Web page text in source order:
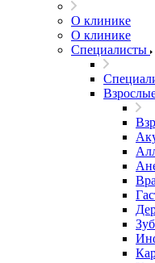
О клинике
О клинике
Специалисты